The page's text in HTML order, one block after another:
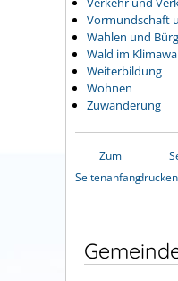
Vormundschaft
Wahlen und
Wald im
Weiterbildung
Wohnen
Zuwanderung
Zum
Seitenanfangdrucken